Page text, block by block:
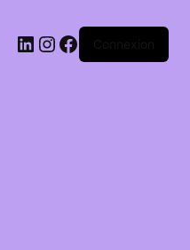
LinkedIn
Instagram
Facebook